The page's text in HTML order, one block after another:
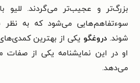
بزرگ‌تر و عجیب‌تر می‌گردند. للیو
سوءتفاهم‌هایی می‌شود که به
شوند. دروغگو یکی از بهترین
او در این نمایشنامه یکی از صفات
می‌دهد.